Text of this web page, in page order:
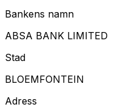
Bankens namn
ABSA BANK LIMITED
Stad
BLOEMFONTEIN
Adress